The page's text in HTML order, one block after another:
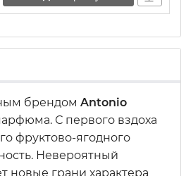
брендом Antonio
С первого вздоха
фруктово-ягодного
Невероятный
новые грани характера